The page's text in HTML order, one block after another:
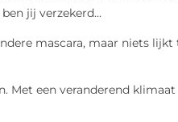
jij verzekerd...
mascara, maar niets lijkt
Met een veranderend klimaat